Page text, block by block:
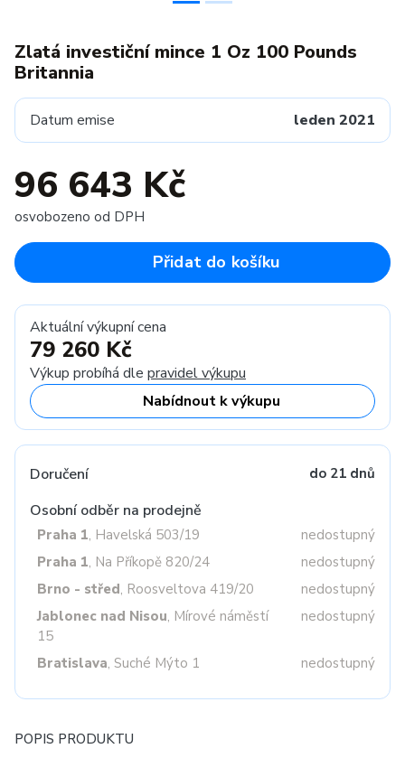
Zlatá investiční mince 1 Oz 100 Pounds
Britannia
Datum emise leden 2021
96 643 Kč
osvobozeno od DPH
Přidat do košíku
Aktuální výkupní cena
79 260 Kč
Výkup probíhá dle pravidel výkupu
Nabídnout k výkupu
Doručení do 21 dnů
Osobní odběr na prodejně
Praha 1, Havelská 503/19
nedostupný
Praha 1, Na Příkopě 820/24
nedostupný
Brno - střed, Roosveltova 419/20
nedostupný
Jablonec nad Nisou, Mírové náměstí
15
nedostupný
Bratislava, Suché Mýto 1 nedostupný
POPIS PRODUKTU